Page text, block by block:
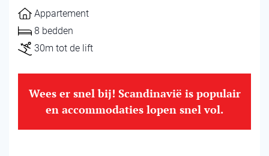
Appartement
8 bedden
30m tot de lift
Wees er snel bij! Scandinavië is populair
en accommodaties lopen snel vol.